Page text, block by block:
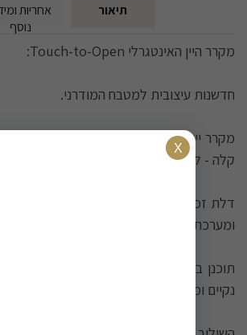
תיאור
אחריות
נוסף
מקרר היין האינטגרלי Touch-to-Open:
חדשנות עיצובית למטבח המודרני.
מקרר יין מתוחכם לארונות עליונים עם
קלה - ללא ידית ומאמץ.
דלת זכוכית מלאה במסגרת שחורה
ומערכת בקרה דיגיטלית מתקדמת.
תוכנן במיוחד למטבחים מינימליסטיים
נקיים ומראה חלק.